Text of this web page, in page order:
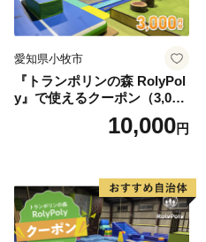
愛知県小牧市
『トランポリンの森 RolyPol
y』で使えるクーポン（3,000
10,000円